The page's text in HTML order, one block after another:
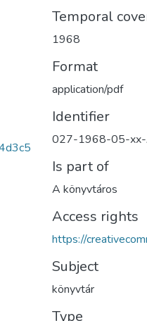
Temporal
1968
Format
application/pdf
Identifier
027-1968-05-xx-
Is part of
A könyvtáros
Access rights
https://
Subject
könyvtár
Type